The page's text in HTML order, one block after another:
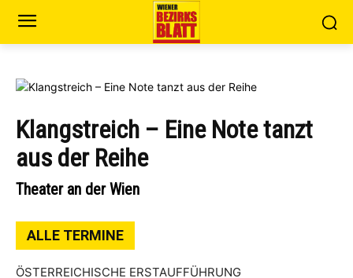
Klangstreich – Eine Note tanzt
aus der Reihe
Theater an der Wien
ALLE TERMINE
ÖSTERREICHISCHE ERSTAUFFÜHRUNG